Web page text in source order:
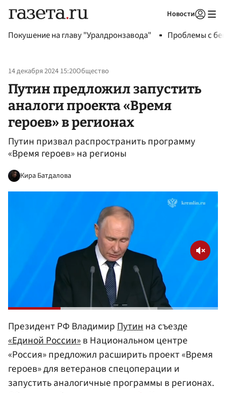
Новости
Покушение на главу "Уралдронзавода" Проблемы с
14 декабря 2024 15:20Общество
Путин предложил запустить
аналоги проекта «Время
героев» в регионах
Путин призвал распространить программу
«Время героев» на регионы
Кира Батдалова
Президент РФ ВладимирПутинна съезде
«Единой России»в Национальном центре
«Россия» предложил расширить проект «Время
героев» для ветеранов спецоперации и
запустить аналогичные программы в регионах.